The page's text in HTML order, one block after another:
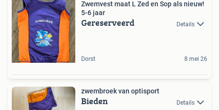
Zwemvest maat L Zed en Sop als nieuw!
5-6 jaar
Gereserveerd Details
Dorst 8 mei 26
zwembroek van optisport
Bieden Details